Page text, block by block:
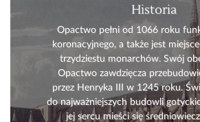
Historia
Opactwo pełni od 1066 roku
koronacyjnego, a także jest
trzydziestu monarchów. Swój
Opactwo zawdzięcza
przez Henryka III w 1245 roku.
do najważniejszych budowli
jej sercu mieści się